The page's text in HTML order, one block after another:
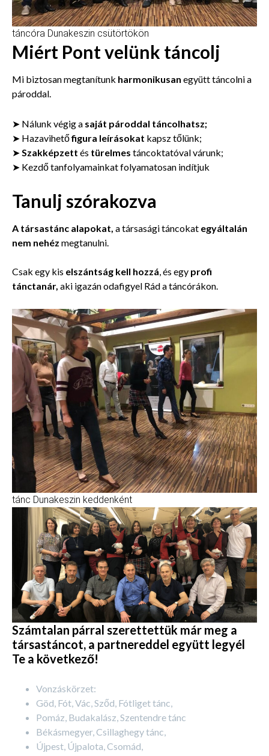
táncóra Dunakeszin csütörtökön
Miért Pont velünk táncolj
Mi biztosan megtanítunk harmonikusan együtt táncolni a
pároddal.
➤ Nálunk végig a saját pároddal táncolhatsz;
➤ Hazavihetőfigura leírásokat kapsz tőlünk;
➤ Szakképzett és türelmes táncoktatóval várunk;
➤ Kezdő tanfolyamainkat folyamatosan indítjuk
Tanulj szórakozva
A társastánc alapokat, a társasági táncokat egyáltalán
nem nehéz megtanulni.
Csak egy kis elszántság kell hozzá , és egy profi
tánctanár, aki igazán odafigyel Rád a táncórákon.
tánc Dunakeszin keddenként
Számtalan párral szerettettük már meg a
társastáncot, a partnereddel együtt legyél
Te a következő!
Vonzáskörzet:
Göd, Fót, Vác, Sződ, Fótliget tánc,
Pomáz, Budakalász, Szentendre tánc
Békásmegyer, Csillaghegy tánc,
Újpest, Újpalota, Csomád,